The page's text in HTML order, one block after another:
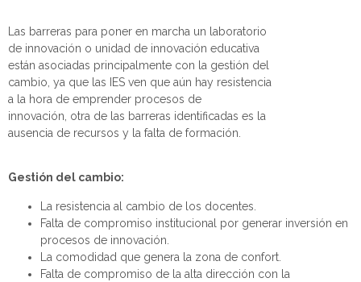
Las barreras para poner en marcha un laboratorio
de innovación o unidad de innovación educativa
están asociadas principalmente con la gestión del
cambio, ya que las IES ven que aún hay resistencia
a la hora de emprender procesos de
innovación, otra de las barreras identificadas es la
ausencia de recursos y la falta de formación.
Gestión del cambio:
La resistencia al cambio de los docentes.
Falta de compromiso institucional por generar inversión en
procesos de innovación.
La comodidad que genera la zona de confort.
Falta de compromiso de la alta dirección con la